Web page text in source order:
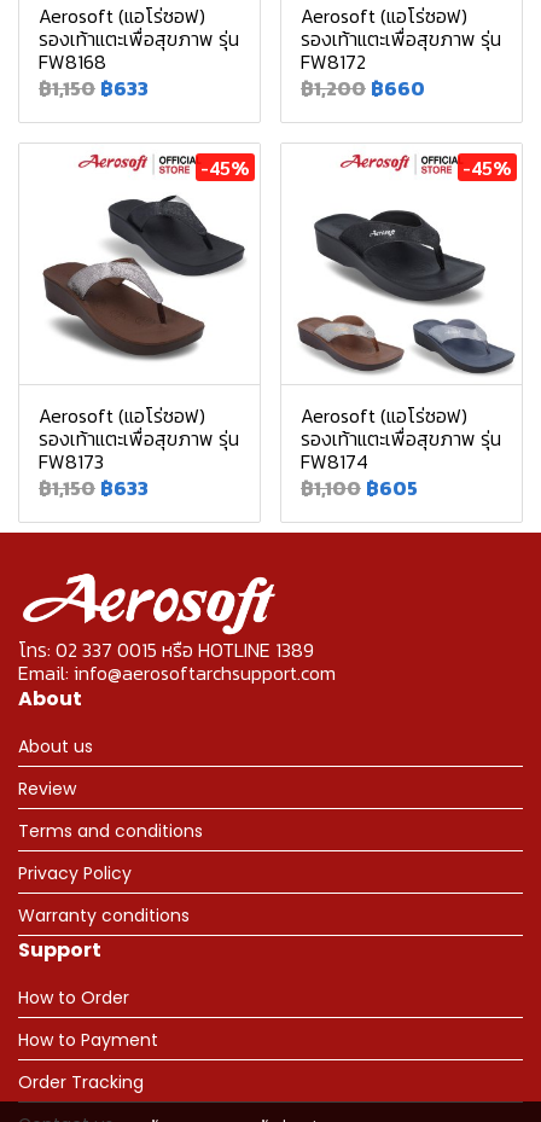
Aerosoft (แอโร่ซอฟ)
รองเท้าแตะเพื่อสุขภาพ รุ่น
FW8168
฿1,150 ฿633
Aerosoft (แอโร่ซอฟ)
รองเท้าแตะเพื่อสุขภาพ รุ่น
FW8172
฿1,200 ฿660
-45%
Aerosoft (แอโร่ซอฟ)
รองเท้าแตะเพื่อสุขภาพ รุ่น
FW8173
฿1,150 ฿633
-45%
Aerosoft (แอโร่ซอฟ)
รองเท้าแตะเพื่อสุขภาพ รุ่น
FW8174
฿1,100 ฿605
โทร: 02 337 0015 หรือ HOTLINE 1389
Email: info@aerosoftarchsupport.com
About
About us
Review
Terms and conditions
Privacy Policy
Warranty conditions
Support
How to Order
How to Payment
Order Tracking